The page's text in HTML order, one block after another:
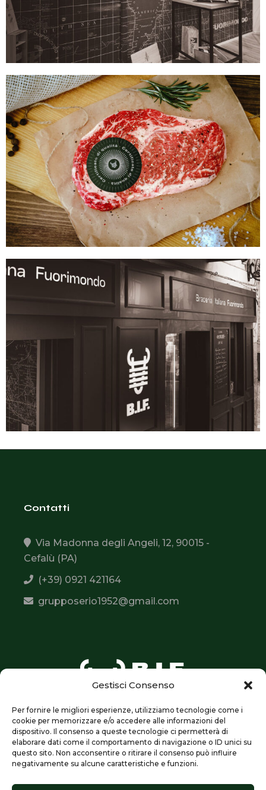
Gestisci Consenso
Per fornire le migliori esperienze, utilizziamo tecnologie come i
cookie per memorizzare e/o accedere alle informazioni del
dispositivo. Il consenso a queste tecnologie ci permetterà di
elaborare dati come il comportamento di navigazione o ID unici su
questo sito. Non acconsentire o ritirare il consenso può influire
negativamente su alcune caratteristiche e funzioni.
Contatti
Via Madonna degli Angeli, 12, 90015 -
Cefalù (PA)
(+39) 0921 421164
grupposerio1952@gmail.com
Seguici su: